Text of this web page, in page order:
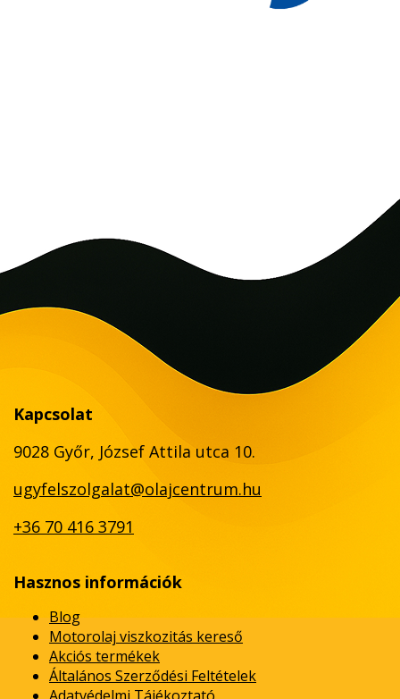
Kapcsolat
9028 Győr, József Attila utca 10.
ugyfelszolgalat@olajcentrum.hu
+36 70 416 3791
Hasznos információk
Blog
Motorolaj viszkozitás kereső
Akciós termékek
Általános Szerződési Feltételek